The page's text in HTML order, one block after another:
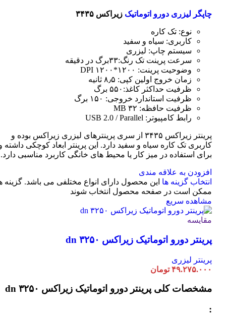
چاپگر لیزری دورو اتوماتیک زیراکس ۳۴۳۵
نوع: تک کاره
کاربری: سیاه و سفید
سیستم چاپ: لیزری
سرعت پرینت تک رنگ:۳۳برگ در دقیقه
وضوحیت پرینت: ۱۲۰۰*۱۲۰۰ DPI
زمان خروج اولین کپی: ۸٫۵ ثانیه
ظرفیت حداکثر کاغذ:۵۵۰ برگ
ظرفیت استاندارد خروجی: ۱۵۰ برگ
ظرفیت حافظه: ۳۲ MB
رابط کامپیوتر: USB 2.0 / Parallel
پرینتر زیراکس ۳۴۳۵ از سری پرینترهای لیزری زیراکس بوده و
کاربری تک کاره سیاه و سفید دارد. این پرینتر ابعاد کوچکی داشته
برای استفاده در میز کار یا محیط های خانگی کاربرد مناسبی دارد.
افزودن به علاقه مندی
انتخاب گزینه ها این محصول دارای انواع مختلفی می باشد. گزینه
ممکن است در صفحه محصول انتخاب شوند
مشاهده سریع
مقایسه
پرینتر دورو اتوماتیک زیراکس dn ۳۲۵۰
پرینتر لیزری
۴۹.۲۷۵.۰۰۰ تومان
مشخصات کلی پرینتر دورو اتوماتیک زیراکس dn ۳۲۵۰
: